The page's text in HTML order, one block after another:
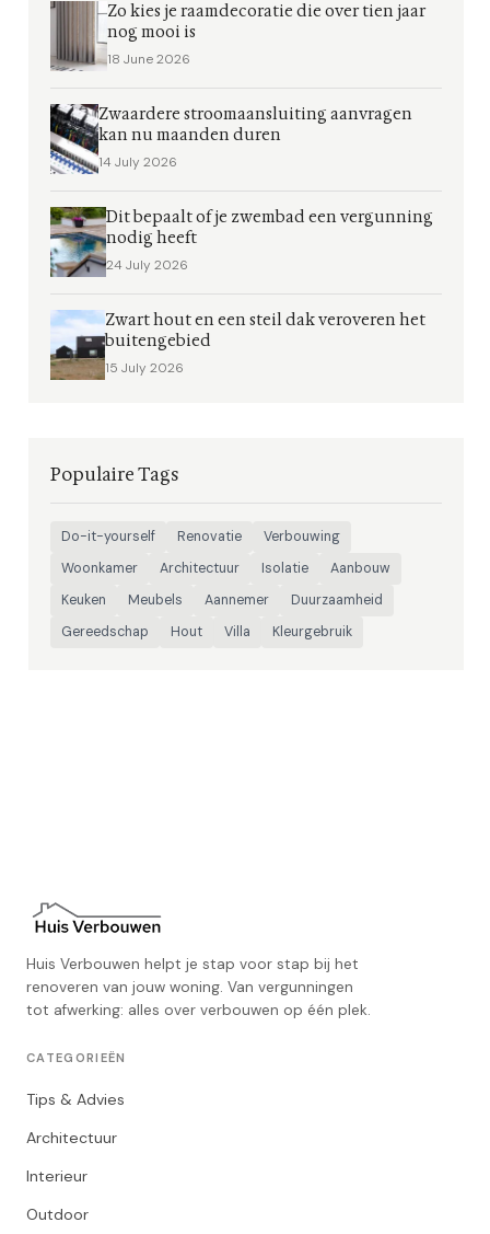
Zo kies je raamdecoratie die over tien jaar
nog mooi is
18 June 2026
Zwaardere stroomaansluiting aanvragen
kan nu maanden duren
14 July 2026
Dit bepaalt of je zwembad een vergunning
nodig heeft
24 July 2026
Zwart hout en een steil dak veroveren het
buitengebied
15 July 2026
Populaire Tags
Do-it-yourself Renovatie
Verbouwing
Woonkamer
Architectuur Isolatie
Aanbouw
Keuken
Meubels Aannemer
Duurzaamheid
Gereedschap
Hout Villa Kleurgebruik
Huis Verbouwen helpt je stap voor stap bij het
renoveren van jouw woning. Van vergunningen
tot afwerking: alles over verbouwen op één plek.
CATEGORIEËN
Tips & Advies
Architectuur
Interieur
Outdoor